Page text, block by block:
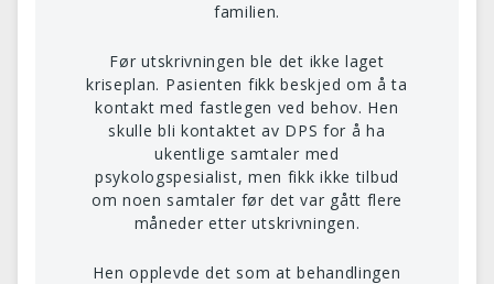
familien.
Før utskrivningen ble det ikke laget
kriseplan. Pasienten fikk beskjed om å ta
kontakt med fastlegen ved behov. Hen
skulle bli kontaktet av DPS for å ha
ukentlige samtaler med
psykologspesialist, men fikk ikke tilbud
om noen samtaler før det var gått flere
måneder etter utskrivningen.
Hen opplevde det som at behandlingen